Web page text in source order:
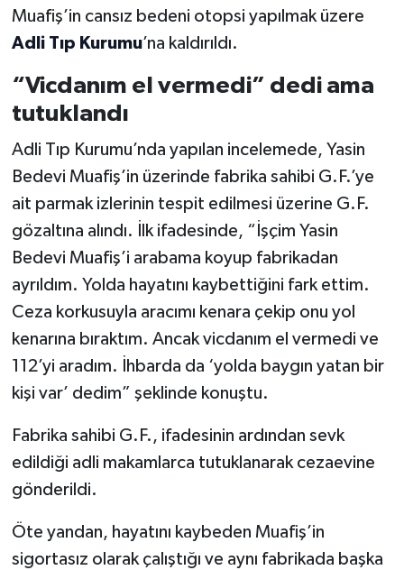
Muafiş’in cansız bedeni otopsi yapılmak üzere
Adli Tıp Kurumu’na kaldırıldı.
“Vicdanım el vermedi” dedi ama
tutuklandı
Adli Tıp Kurumu’nda yapılan incelemede, Yasin
Bedevi Muafiş’in üzerinde fabrika sahibi G.F.’ye
ait parmak izlerinin tespit edilmesi üzerine G.F.
gözaltına alındı. İlk ifadesinde, “İşçim Yasin
Bedevi Muafiş’i arabama koyup fabrikadan
ayrıldım. Yolda hayatını kaybettiğini fark ettim.
Ceza korkusuyla aracımı kenara çekip onu yol
kenarına bıraktım. Ancak vicdanım el vermedi ve
112’yi aradım. İhbarda da ‘yolda baygın yatan bir
kişi var’ dedim” şeklinde konuştu.
Fabrika sahibi G.F., ifadesinin ardından sevk
edildiği adli makamlarca tutuklanarak cezaevine
gönderildi.
Öte yandan, hayatını kaybeden Muafiş’in
sigortasız olarak çalıştığı ve aynı fabrikada başka